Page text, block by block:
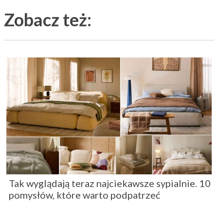
Zobacz też:
Tak wyglądają teraz najciekawsze sypialnie. 10
pomysłów, które warto podpatrzeć